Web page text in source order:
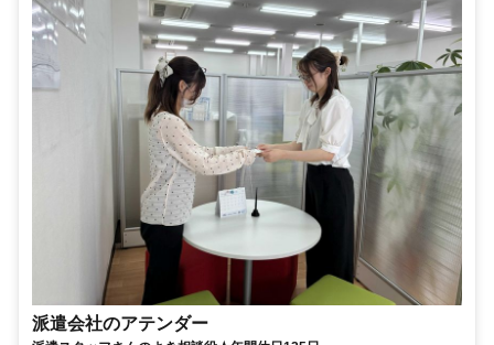
派遣会社のアテンダー